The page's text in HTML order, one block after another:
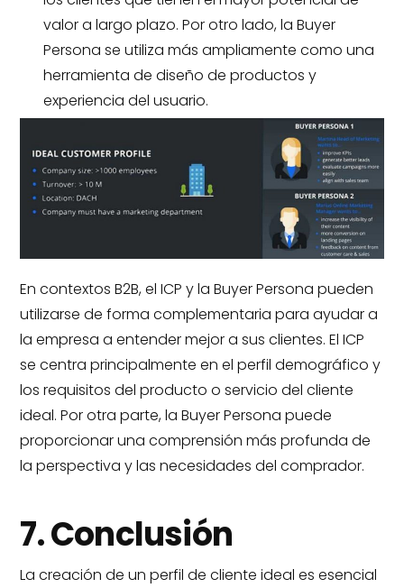
valor a largo plazo. Por otro lado, la Buyer
Persona se utiliza más ampliamente como una
herramienta de diseño de productos y
experiencia del usuario.
En contextos B2B, el ICP y la Buyer Persona pueden
utilizarse de forma complementaria para ayudar a
la empresa a entender mejor a sus clientes. El ICP
se centra principalmente en el perfil demográfico y
los requisitos del producto o servicio del cliente
ideal. Por otra parte, la Buyer Persona puede
proporcionar una comprensión más profunda de
la perspectiva y las necesidades del comprador.
7. Conclusión
La creación de un perfil de cliente ideal es esencial